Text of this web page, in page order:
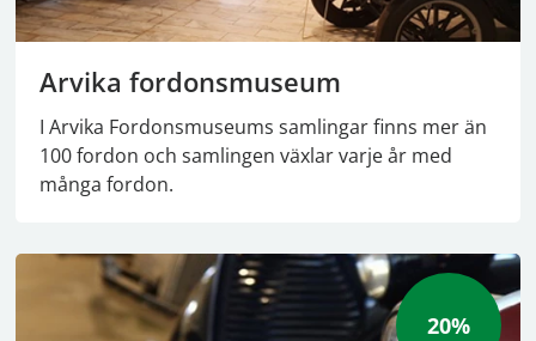
Arvika fordonsmuseum
I Arvika Fordonsmuseums samlingar finns mer än
100 fordon och samlingen växlar varje år med
många fordon.
20%